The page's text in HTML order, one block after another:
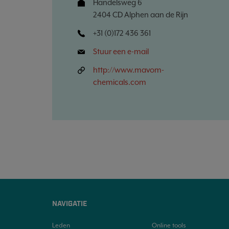
Handelsweg 6
2404 CD Alphen aan de Rijn
+31 (0)172 436 361
Stuur een e-mail
http://www.mavom-
chemicals.com
NAVIGATIE
Leden Online tools